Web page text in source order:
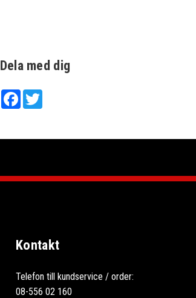
Dela med dig
FacebookTwitter
Kontakt
Telefon till kundservice / order:
08-556 02 160